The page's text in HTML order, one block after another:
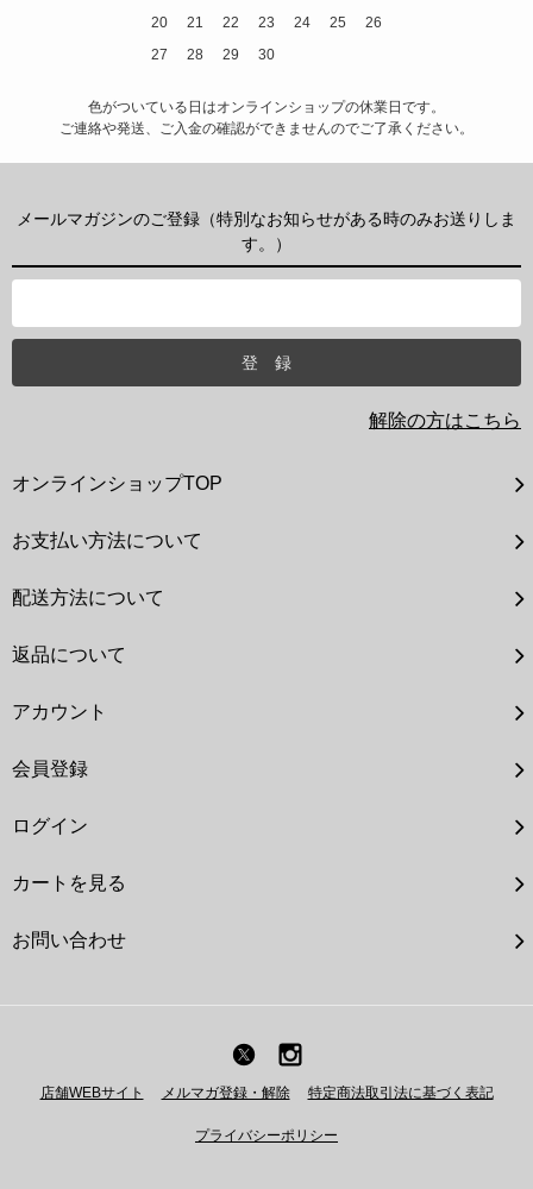
20
21 22 23 24 25
26
27
28 29 30
色がついている日はオンラインショップの休業日です。
ご連絡や発送、ご入金の確認ができませんのでご了承ください。
メールマガジンのご登録（特別なお知らせがある時のみお送りしま
す。）
解除の方はこちら
オンラインショップTOP
お支払い方法について
配送方法について
返品について
アカウント
会員登録
ログイン
カートを見る
お問い合わせ
店舗WEBサイト メルマガ登録・解除 特定商法取引法に基づく表記
プライバシーポリシー